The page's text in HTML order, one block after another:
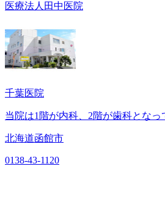
医療法人田中医院
千葉医院
当院は1階が内科、2階が歯科となっ
北海道函館市
0138-43-1120